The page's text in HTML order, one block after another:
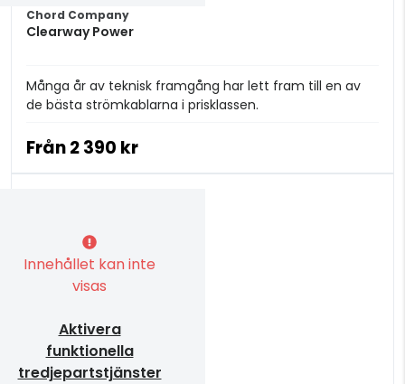
Chord Company
Clearway Power
Många år av teknisk framgång har lett fram till en av
de bästa strömkablarna i prisklassen.
Från2 390 kr
Innehållet kan inte
visas
Aktivera
funktionella
tredjepartstjänster